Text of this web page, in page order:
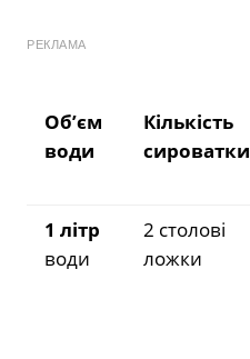
РЕКЛАМА
Об’єм
води
Кількість
сироватки
1 літр
води
2 столові
ложки